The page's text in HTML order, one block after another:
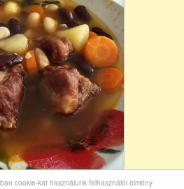
cookie-kat használunk felhasználói élmény